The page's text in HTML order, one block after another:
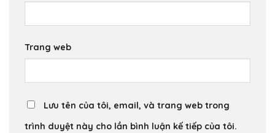
Trang web
Lưu tên của tôi, email, và trang web trong
trình duyệt này cho lần bình luận kế tiếp của tôi.